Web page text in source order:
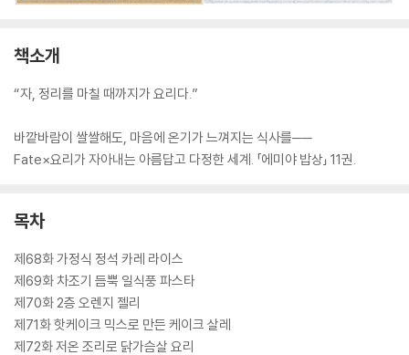
책소개
“자, 정리를 마칠 때까지가 요리다.”
바깥바람이 쌀쌀해도, 마음에 온기가 느껴지는 식사를──
Fate×요리가 자아내는 아름답고 다정한 세계. 「에미야 밥상」 11권.
목차
제68화 가정식 정석 카레 라이스
제69화 차조기 듬뿍 일식풍 파스타
제70화 2층 오렌지 젤리
제71화 핫케이크 믹스로 만든 케이크 살레
제72화 저온 조리로 닭가슴살 요리